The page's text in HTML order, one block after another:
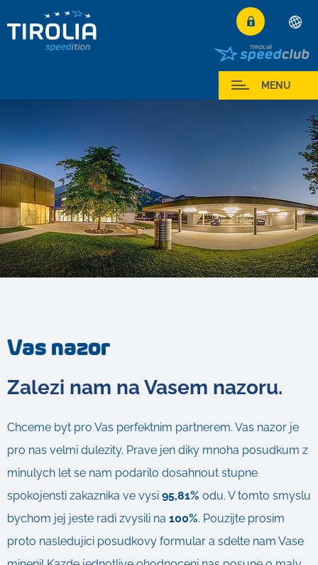
Deutsch
English
Français
Česky
Magyar
Hrvatski
Română
MENU
Vas nazor
Zalezi nam na Vasem nazoru.
Chceme byt pro Vas perfektnim partnerem. Vas nazor je
pro nas velmi dulezity. Prave jen diky mnoha posudkum z
minulych let se nam podarilo dosahnout stupne
spokojensti zakaznika ve vysi 95,81% odu. V tomto smyslu
bychom jej jeste radi zvysili na 100%. Pouzijte prosim
proto nasledujici posudkovy formular a sdelte nam Vase